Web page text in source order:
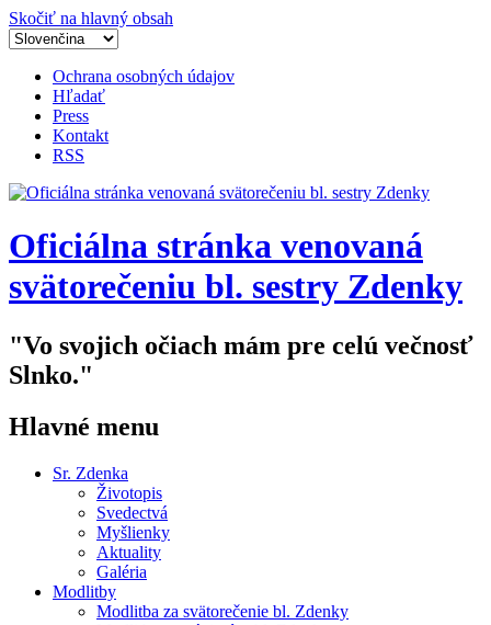
Skočiť na hlavný obsah
Ochrana osobných údajov
Hľadať
Press
Kontakt
RSS
Oficiálna stránka venovaná
svätorečeniu bl. sestry Zdenky
"Vo svojich očiach mám pre celú večnosť
Slnko."
Hlavné menu
Sr. Zdenka
Životopis
Svedectvá
Myšlienky
Aktuality
Galéria
Modlitby
Modlitba za svätorečenie bl. Zdenky